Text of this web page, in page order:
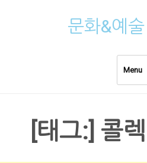
문화&예술
Menu
[태그:] 콜